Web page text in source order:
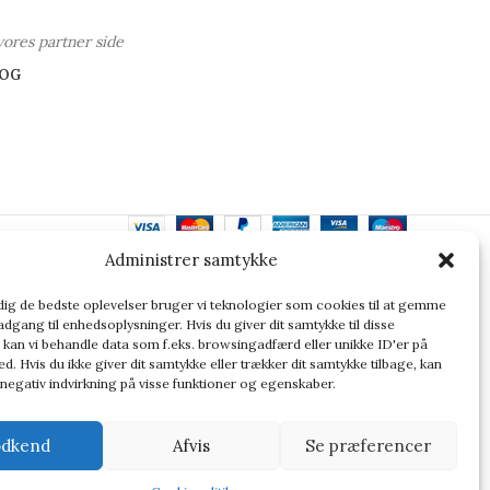
Administrer samtykke
de bedste oplevelser bruger vi teknologier som cookies til at gemme
til enhedsoplysninger. Hvis du giver dit samtykke til disse
vi behandle data som f.eks. browsingadfærd eller unikke ID'er på
Hvis du ikke giver dit samtykke eller trækker dit samtykke tilbage, kan
indvirkning på visse funktioner og egenskaber.
Afvis Se præferencer
partner side
altid at dobbelttjekke vigtige oplysninger.